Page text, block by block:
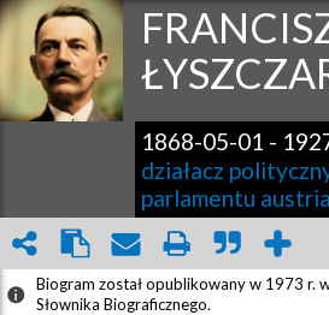
1868-05-01 -
działacz
parlamentu
Biogram został opublikowany w 1973 r.
Słownika Biograficznego.